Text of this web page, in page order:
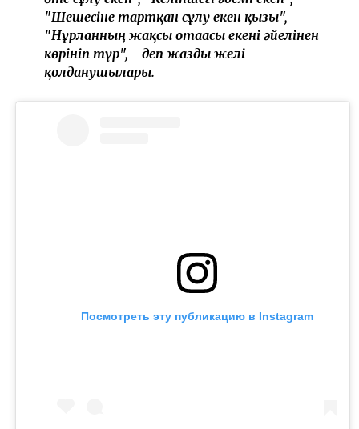
"Шешесіне тартқан сұлу екен қызы",
"Нұрланның жақсы отағасы екені әйелінен
көрініп тұр", - деп жазды желі
қолданушылары.
Посмотреть эту публикацию в Instagram